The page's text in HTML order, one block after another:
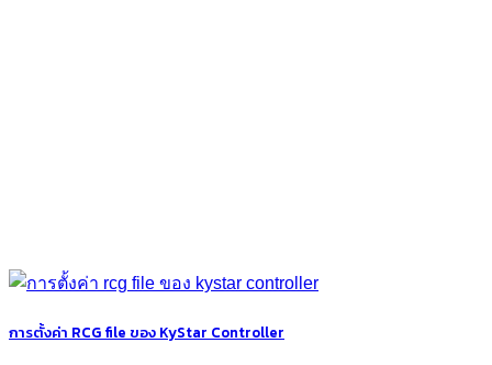
การตั้งค่า RCG file ของ KyStar Controller